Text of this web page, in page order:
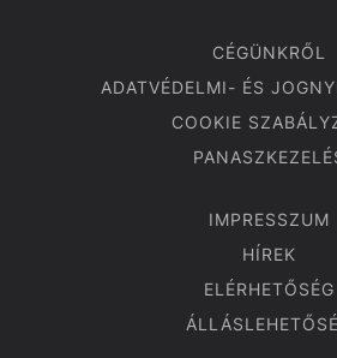
CÉGÜNKRŐL
ADATVÉDELMI- ÉS
COOKIE
IMPRESSZUM
HÍREK
ELÉRHETŐSÉG